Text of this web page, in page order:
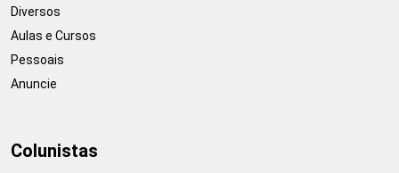
Diversos
Aulas e Cursos
Pessoais
Anuncie
Colunistas